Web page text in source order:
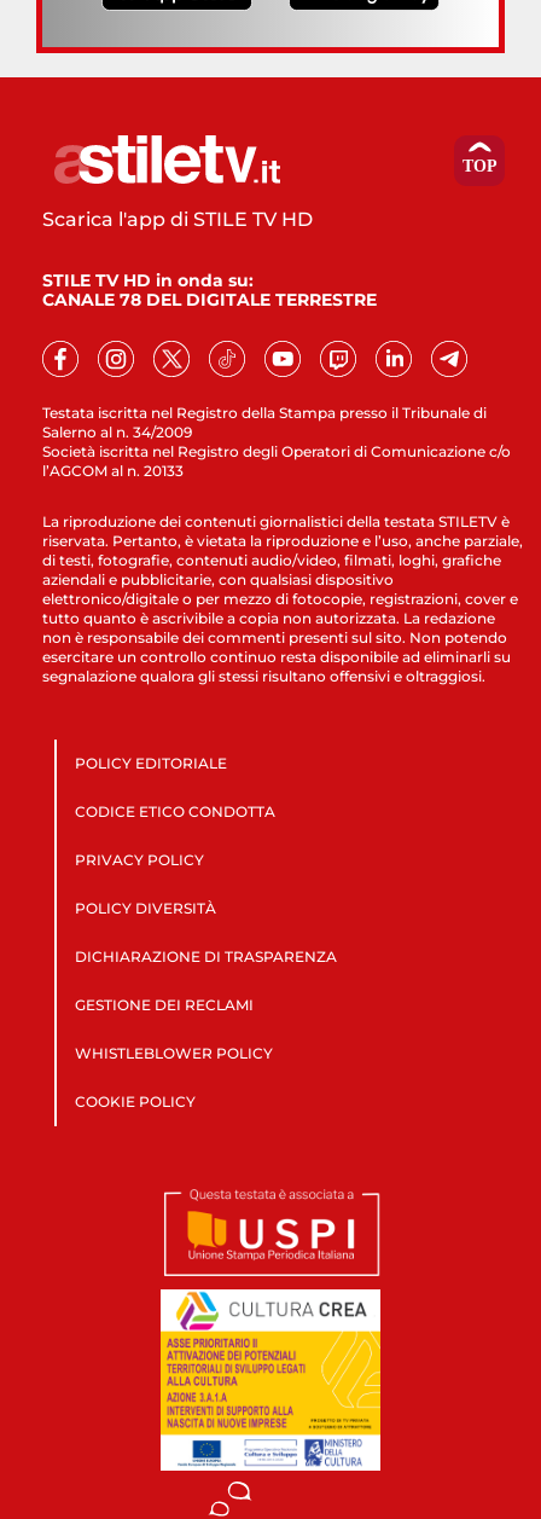
Testata iscritta nel Registro della Stampa presso il Tribunale di
Salerno al n. 34/2009
Società iscritta nel Registro degli Operatori di Comunicazione c/o
l’AGCOM al n. 20133
Scarica l'app di STILE TV HD
STILE TV HD in onda su:
CANALE 78 DEL DIGITALE TERRESTRE
La riproduzione dei contenuti giornalistici della testata STILETV è
riservata. Pertanto, è vietata la riproduzione e l’uso, anche parziale,
di testi, fotografie, contenuti audio/video, filmati, loghi, grafiche
aziendali e pubblicitarie, con qualsiasi dispositivo
elettronico/digitale o per mezzo di fotocopie, registrazioni, cover e
tutto quanto è ascrivibile a copia non autorizzata. La redazione
non è responsabile dei commenti presenti sul sito. Non potendo
esercitare un controllo continuo resta disponibile ad eliminarli su
segnalazione qualora gli stessi risultano offensivi e oltraggiosi.
POLICY EDITORIALE
CODICE ETICO CONDOTTA
PRIVACY POLICY
POLICY DIVERSITÀ
DICHIARAZIONE DI TRASPARENZA
GESTIONE DEI RECLAMI
WHISTLEBLOWER POLICY
COOKIE POLICY